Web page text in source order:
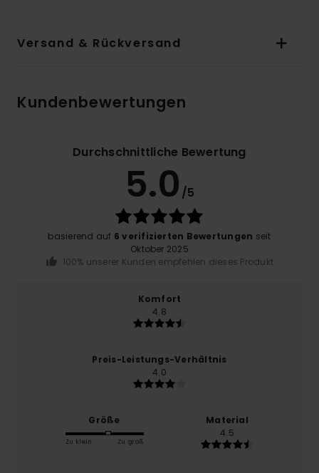
Versand & Rückversand
Kundenbewertungen
Durchschnittliche Bewertung
5.0 /5
basierend auf 6 verifizierten Bewertungen seit
Oktober 2025
100% unserer Kunden empfehlen dieses Produkt
Komfort
4.8
Preis-Leistungs-Verhältnis
4.0
Größe
Zu klein Zu groß
Material
4.5